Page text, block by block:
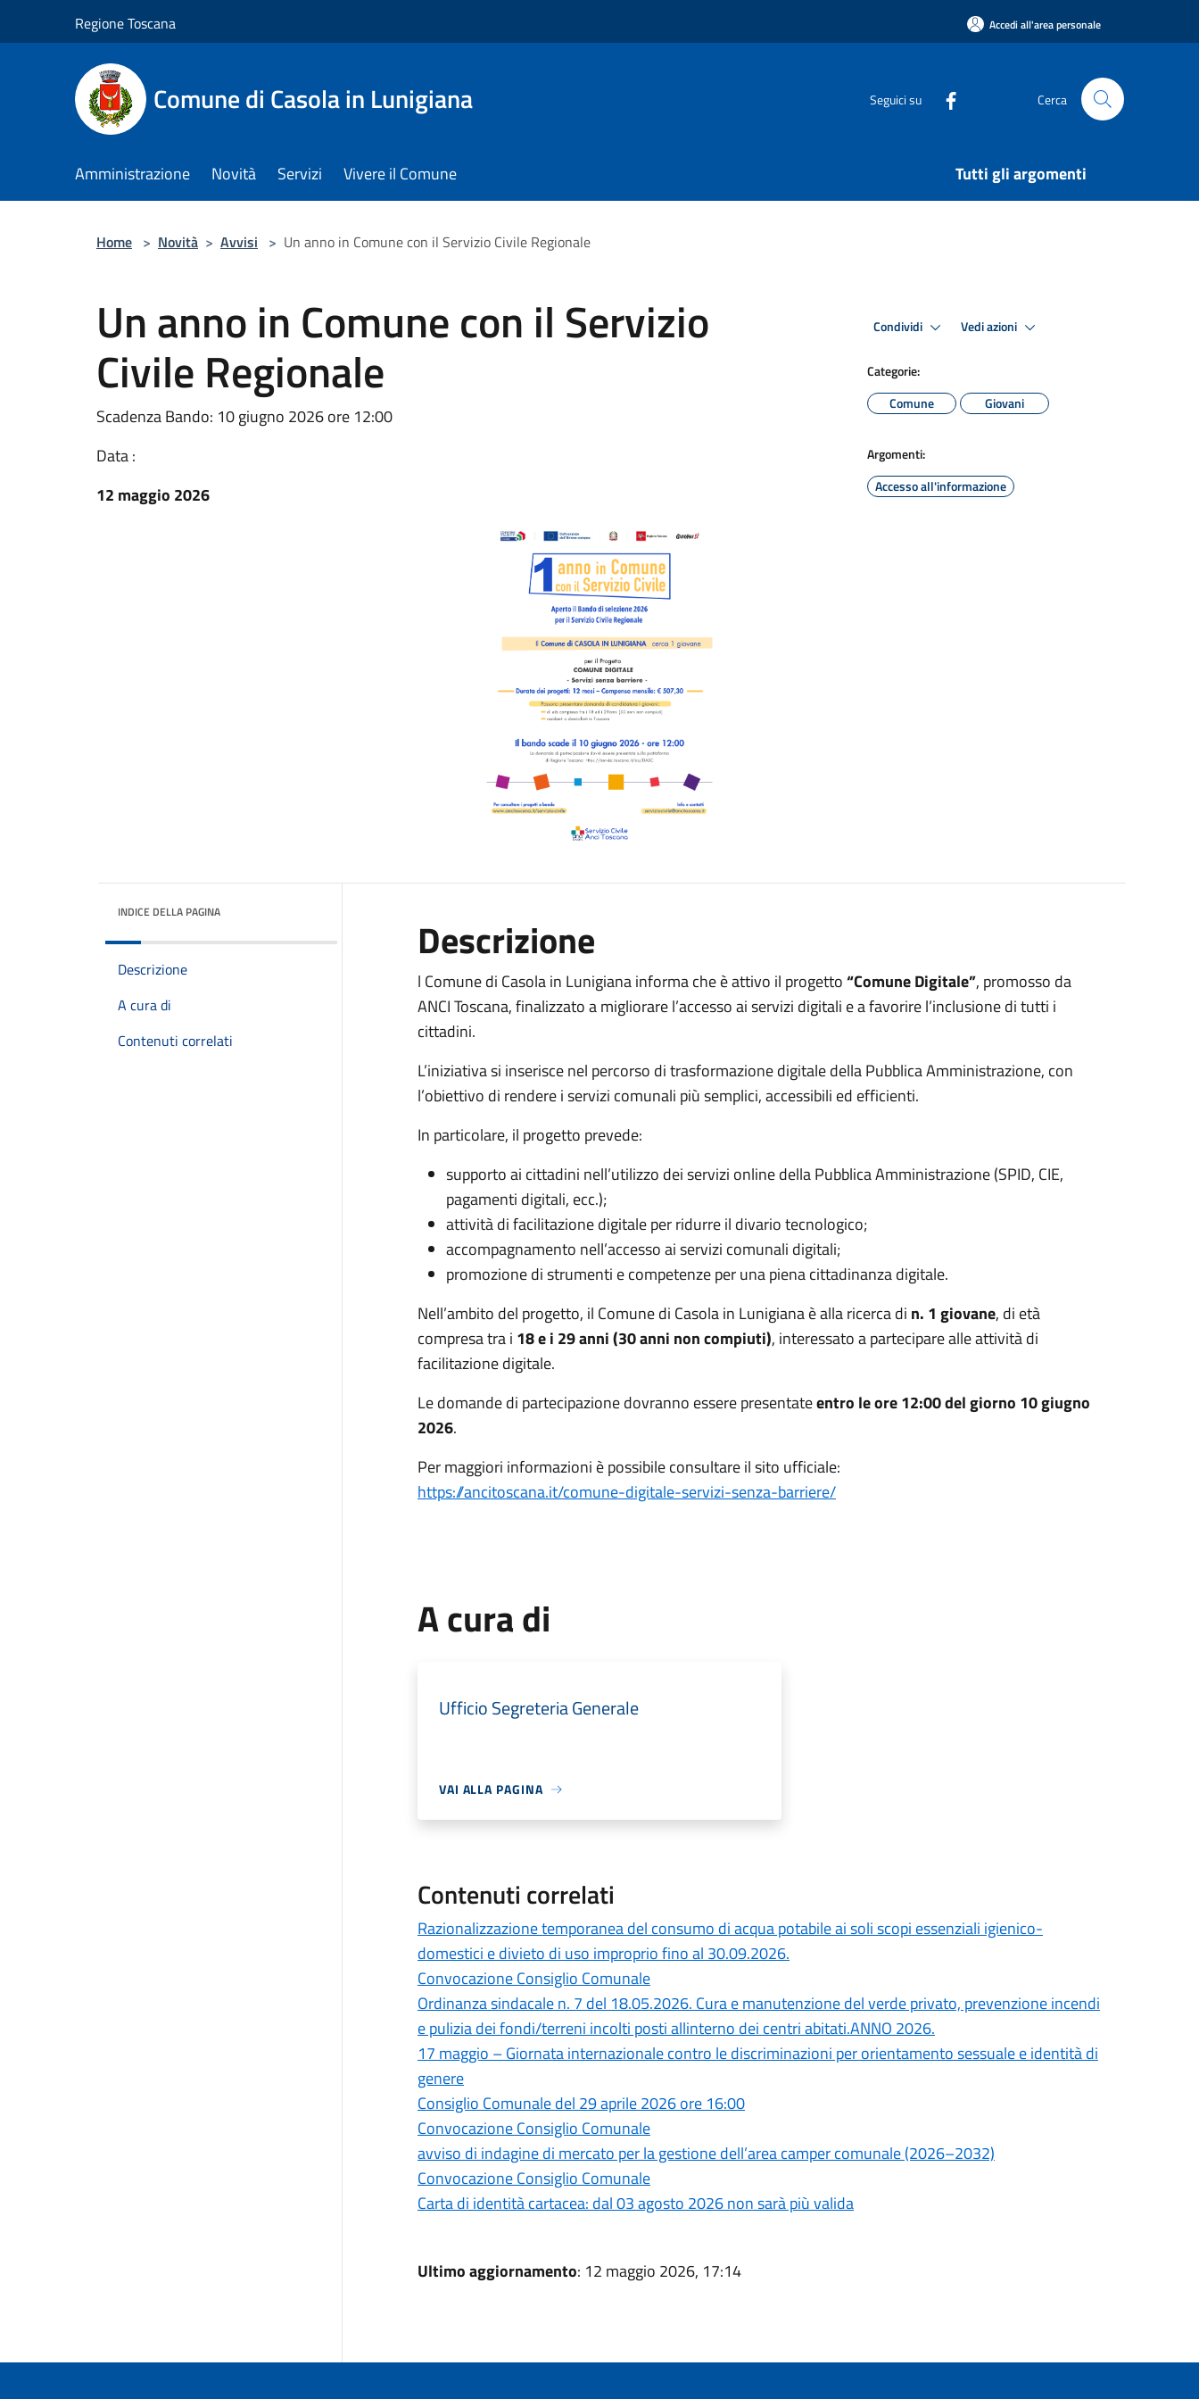
Regione Toscana Accedi all'area personale
Comune di Casola in Lunigiana Seguici su Cerca
Amministrazione Novità Servizi Vivere il Comune Tutti gli argomenti
Home > Novità > Avvisi > Un anno in Comune con il Servizio Civile Regionale
Un anno in Comune con il Servizio
Civile Regionale
Scadenza Bando: 10 giugno 2026 ore 12:00
Data :
12 maggio 2026
Condividi Vedi azioni
Categorie:
Comune
Giovani
Argomenti:
Accesso all'informazione
INDICE DELLA PAGINA
Descrizione
A cura di
Contenuti correlati
Descrizione
l Comune di Casola in Lunigiana informa che è attivo il progetto“Comune Digitale”, promosso da
ANCI Toscana, finalizzato a migliorare l’accesso ai servizi digitali e a favorire l’inclusione di tutti i
cittadini.
L’iniziativa si inserisce nel percorso di trasformazione digitale della Pubblica Amministrazione, con
l’obiettivo di rendere i servizi comunali più semplici, accessibili ed efficienti.
In particolare, il progetto prevede:
supporto ai cittadini nell’utilizzo dei servizi online della Pubblica Amministrazione (SPID, CIE,
pagamenti digitali, ecc.);
attività di facilitazione digitale per ridurre il divario tecnologico;
accompagnamento nell’accesso ai servizi comunali digitali;
promozione di strumenti e competenze per una piena cittadinanza digitale.
Nell’ambito del progetto, il Comune di Casola in Lunigiana è alla ricerca di n. 1 giovane, di età
compresa tra i 18 e i 29 anni (30 anni non compiuti), interessato a partecipare alle attività di
facilitazione digitale.
Le domande di partecipazione dovranno essere presentateentro le ore 12:00 del giorno 10 giugno
2026.
Per maggiori informazioni è possibile consultare il sito ufficiale:
https://ancitoscana.it/comune-digitale-servizi-senza-barriere/
A cura di
Ufficio Segreteria Generale
VAI ALLA PAGINA
Contenuti correlati
Razionalizzazione temporanea del consumo di acqua potabile ai soli scopi essenziali igienico-
domestici e divieto di uso improprio fino al 30.09.2026.
Convocazione Consiglio Comunale
Ordinanza sindacale n. 7 del 18.05.2026. Cura e manutenzione del verde privato, prevenzione incendi
e pulizia dei fondi/terreni incolti posti allinterno dei centri abitati.ANNO 2026.
17 maggio – Giornata internazionale contro le discriminazioni per orientamento sessuale e identità di
genere
Consiglio Comunale del 29 aprile 2026 ore 16:00
Convocazione Consiglio Comunale
avviso di indagine di mercato per la gestione dell’area camper comunale (2026–2032)
Convocazione Consiglio Comunale
Carta di identità cartacea: dal 03 agosto 2026 non sarà più valida
Ultimo aggiornamento: 12 maggio 2026, 17:14